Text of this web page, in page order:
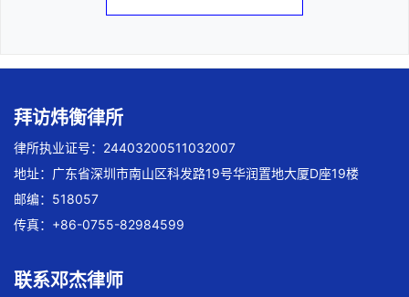
拜访炜衡律所
律所执业证号：24403200511032007
地址：广东省深圳市南山区科发路19号华润置地大厦D座19楼
邮编：518057
传真：+86-0755-82984599
联系邓杰律师